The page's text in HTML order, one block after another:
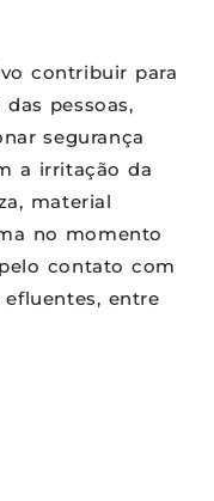
contribuir para
pessoas,
segurança
a irritação da
material
no momento
contato com
entre